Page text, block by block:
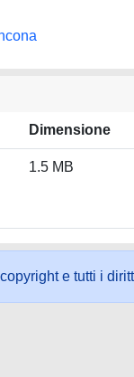
Dimensione
1.5 MB
e tutti i